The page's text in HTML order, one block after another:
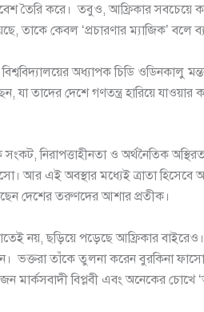
তৈরি করে। তবুও, আফ্রিকার সবচেয়ে
তাকে কেবল ‘প্রচারণার ম্যাজিক’ বলে
অধ্যাপক চিডি ওডিনকালু
যা তাদের দেশে গণতন্ত্র হারিয়ে
নিরাপত্তাহীনতা ও অর্থনৈতিক
আর এই অবস্থার মধ্যেই ত্রাতা
দেশের তরুণদের আশার প্রতীক।
নয়, ছড়িয়ে পড়েছে আফ্রিকার
ভক্তরা তাঁকে তুলনা করেন বুরকিনা
মার্কসবাদী বিপ্লবী এবং অনেকের চোখে